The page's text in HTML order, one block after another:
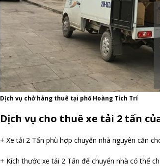
Dịch vụ chở hàng thuê tại phố Hoàng Tích Trí
Dịch vụ cho thuê xe tải 2 tấn
+ Xe tải 2 Tấn phù hợp chuyển nhà nguyên căn
+ Kích thước xe tải 2 Tấn để chuyển nhà có thể